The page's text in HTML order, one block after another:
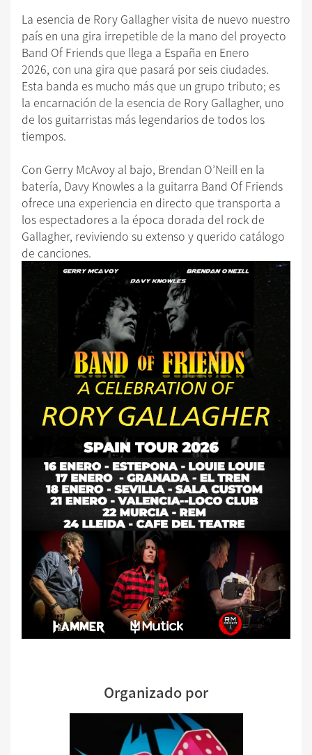
La esencia de Rory Gallagher visita​ de nuevo nuestro
país​ en una gira irrepetible de la mano del proyecto
Band Of Friends que llega a España en Enero
2026, con una gira que pasará por ​s​eis ciudades.
Esta banda es mucho más que un grupo tributo; es
la encarnación de la esencia de Rory Gallagher, uno
de los guitarristas más legendarios de todos los
tiempos.
Con Gerry McAvoy al bajo, Brendan O’Neill en la
batería, Davy Knowles a la guitarra Band Of Friends
ofrece una experiencia en directo que transporta a
los espectadores a la época dorada del rock de
Gallagher, reviviendo su extenso y querido catálogo
de canciones.
Organizado por